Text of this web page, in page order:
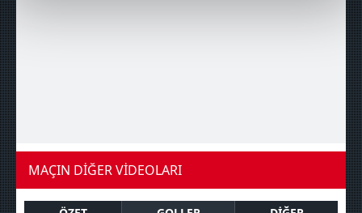
kalemimiz olduğunu sizlere hatırlatmak isteriz.
Her halükârda, kullanıcılar, bu çerezlere izin vermedikleri
takdirde, kullanıcılara hedefli reklamlar
gösterilmeyecektir."
Sizlere daha iyi bir hizmet sunabilmek için İnternet
Sitemizde kendimize ve üçüncü kişilere ait çerezler
kullanılmaktadır. Bu çerezler vasıtasıyla çeşitli kişisel
verileriniz işlenmekte olup gerekli olan çerezler bilgi
toplumu hizmetlerinin sunulması amacıyla
MAÇIN DİĞER VİDEOLARI